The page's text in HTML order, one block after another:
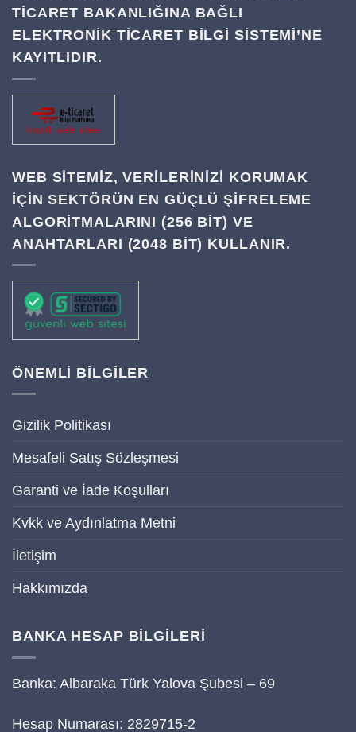
TİCARET BAKANLIĞINA BAĞLI
ELEKTRONİK TİCARET BİLGİ SİSTEMİ’NE
KAYITLIDIR.
WEB SITEMIZ, VERILERINIZI KORUMAK
IÇIN SEKTÖRÜN EN GÜÇLÜ ŞIFRELEME
ALGORITMALARINI (256 BIT) VE
ANAHTARLARI (2048 BIT) KULLANIR.
ÖNEMLİ BİLGİLER
Gizilik Politikası
Mesafeli Satış Sözleşmesi
Garanti ve İade Koşulları
Kvkk ve Aydınlatma Metni
İletişim
Hakkımızda
BANKA HESAP BİLGİLERİ
Banka: Albaraka Türk Yalova Şubesi – 69
Hesap Numarası: 2829715-2